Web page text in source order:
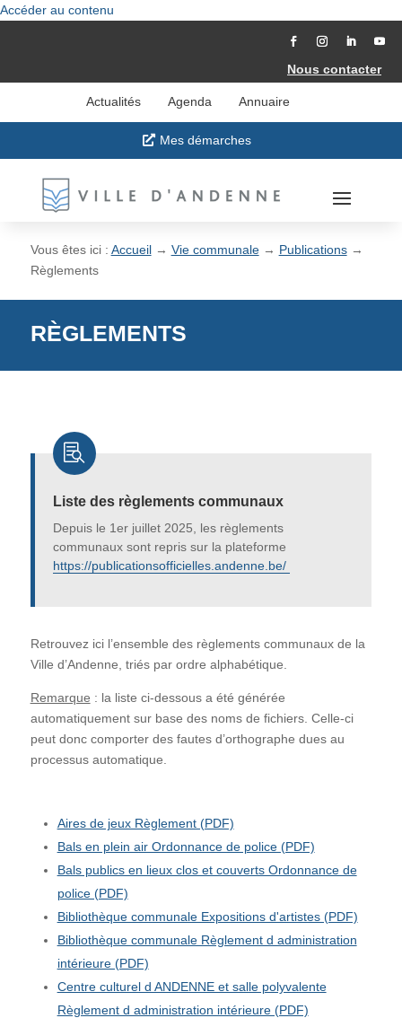
Accéder au contenu
Nous contacter
Actualités Agenda Annuaire
Mes démarches
Vous êtes ici : Accueil→ Vie communale→ Publications→
Règlements
RÈGLEMENTS

Liste des règlements communaux
Depuis le 1er juillet 2025, les règlements
communaux sont repris sur la plateforme
https://publicationsofficielles.andenne.be/
Retrouvez ici l’ensemble des règlements communaux de la
Ville d’Andenne, triés par ordre alphabétique.
Remarque : la liste ci-dessous a été générée
automatiquement sur base des noms de fichiers. Celle-ci
peut donc comporter des fautes d’orthographe dues au
processus automatique.
Aires de jeux Règlement (PDF)
Bals en plein air Ordonnance de police (PDF)
Bals publics en lieux clos et couverts Ordonnance de
police (PDF)
Bibliothèque communale Expositions d'artistes (PDF)
Bibliothèque communale Règlement d administration
intérieure (PDF)
Centre culturel d ANDENNE et salle polyvalente
Règlement d administration intérieure (PDF)